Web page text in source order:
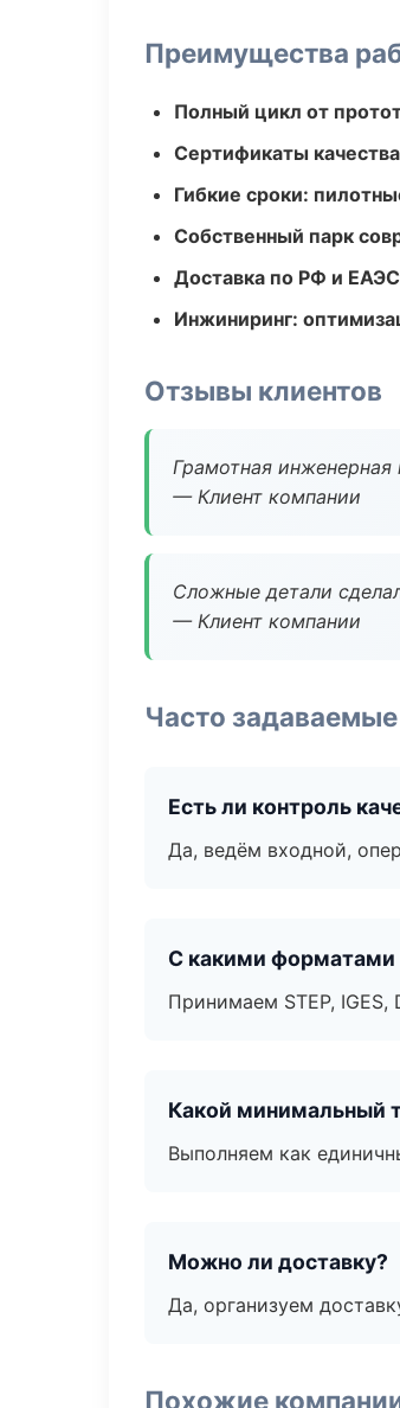
Преимущества
Полный цикл от
Сертификаты
Гибкие сроки:
Собственный парк
Доставка по РФ и
Инжиниринг:
Отзывы клиентов
Грамотная
— Клиент компании
Сложные детали
— Клиент компании
Часто
Есть ли контроль
Да, ведём входной,
С какими форматами
Принимаем STEP, IGES,
Какой минимальный
Выполняем как
Можно ли доставку?
Да, организуем
Похожие